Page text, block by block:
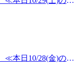
田谷区梅丘1-21-
付20:30)土日祝11:00
八幡,三軒茶屋,フッ
八幡,三軒茶屋,フッ
リラ
田谷区梅丘1-21-
/世田谷代田】電
付20:30)土日祝11:00
。骨盤のバランスを
愛い仮装
。 お子様を
を感じた時にはぜひ
合わせください。
と思います。 上